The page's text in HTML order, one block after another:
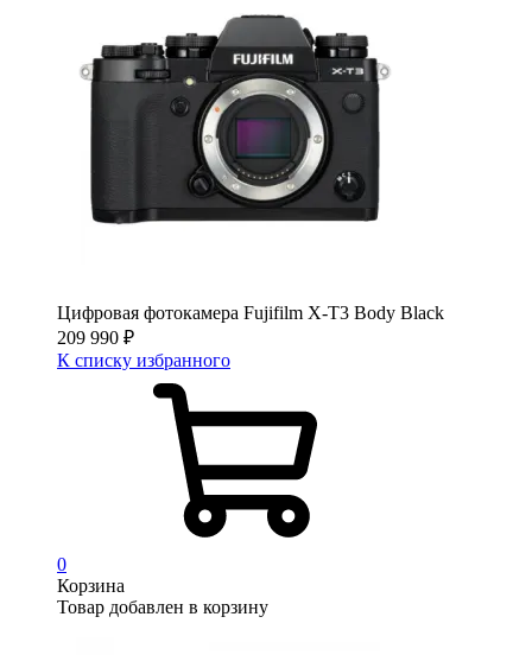
Цифровая фотокамера Fujifilm X-T3 Body Black
209 990 ₽
К списку избранного
0
Корзина
Товар добавлен в корзину